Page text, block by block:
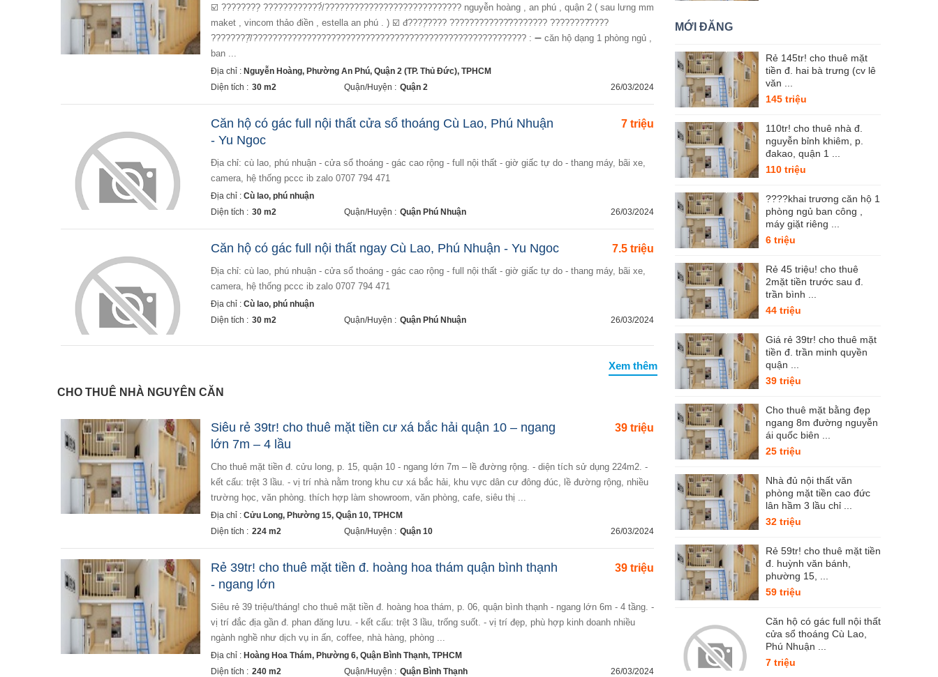
☑️ ????????̣ ????????????́/???????????????????????????? nguyễn hoàng , an phú , quận 2 ( sau lưng mm
maket , vincom thảo điền , estella an phú . ) ☑️ đ????̣̆???? ????????????̛???????? ????????̆????
????????̣̂/???????????????????????????????????????????????????????? : ➖ căn hộ dạng 1 phòng ngủ ,
ban ...
Địa chỉ : Nguyễn Hoàng, Phường An Phú, Quận 2 (TP. Thủ Đức), TPHCM
Diện tích : 30 m2 Quận/Huyện : Quận 2 26/03/2024
7 triệu
Căn hộ có gác full nội thất cửa sổ thoáng Cù Lao, Phú Nhuận
- Yu Ngoc
địa chỉ: cù lao, phú nhuận - cửa sổ thoáng - gác cao rộng - full nội thất - giờ giấc tự do - thang máy, bãi xe,
camera, hệ thống pccc ib zalo 0707 794 471
Địa chỉ : Cù lao, phú nhuận
Diện tích : 30 m2 Quận/Huyện : Quận Phú Nhuận 26/03/2024
7.5 triệu
Căn hộ có gác full nội thất ngay Cù Lao, Phú Nhuận - Yu Ngoc
địa chỉ: cù lao, phú nhuận - cửa sổ thoáng - gác cao rộng - full nội thất - giờ giấc tự do - thang máy, bãi xe,
camera, hệ thống pccc ib zalo 0707 794 471
Địa chỉ : Cù lao, phú nhuận
Diện tích : 30 m2 Quận/Huyện : Quận Phú Nhuận 26/03/2024
Xem thêm
CHO THUÊ NHÀ NGUYÊN CĂN
39 triệu
Siêu rẻ 39tr! cho thuê mặt tiền cư xá bắc hải quận 10 – ngang
lớn 7m – 4 lầu
cho thuê mặt tiền đ. cửu long, p. 15, quận 10 - ngang lớn 7m – lề đường rộng. - diện tích sử dụng 224m2. -
kết cấu: trệt 3 lầu. - vị trí nhà nằm trong khu cư xá bắc hải, khu vực dân cư đông đúc, lề đường rộng, nhiều
trường học, văn phòng. thích hợp làm showroom, văn phòng, cafe, siêu thị ...
Địa chỉ : Cửu Long, Phường 15, Quận 10, TPHCM
Diện tích : 224 m2 Quận/Huyện : Quận 10 26/03/2024
39 triệu
Rẻ 39tr! cho thuê mặt tiền đ. hoàng hoa thám quận bình thạnh
- ngang lớn
siêu rẻ 39 triệu/tháng! cho thuê mặt tiền đ. hoàng hoa thám, p. 06, quận bình thạnh - ngang lớn 6m - 4 tầng. -
vị trí đắc địa gần đ. phan đăng lưu. - kết cấu: trệt 3 lầu, trống suốt. - vị trí đẹp, phù hợp kinh doanh nhiều
ngành nghề như dịch vụ in ấn, coffee, nhà hàng, phòng ...
Địa chỉ : Hoàng Hoa Thám, Phường 6, Quận Bình Thạnh, TPHCM
Diện tích : 240 m2 Quận/Huyện : Quận Bình Thạnh 26/03/2024
MỚI ĐĂNG
Rẻ 145tr! cho thuê mặt
tiền đ. hai bà trưng (cv lê
văn ...
145 triệu
110tr! cho thuê nhà đ.
nguyễn bỉnh khiêm, p.
đakao, quận 1 ...
110 triệu
????khai trương căn hộ 1
phòng ngủ ban công ,
máy giặt riêng ...
6 triệu
Rẻ 45 triệu! cho thuê
2mặt tiền trước sau đ.
trần bình ...
44 triệu
Giá rẻ 39tr! cho thuê mặt
tiền đ. trần minh quyền
quận ...
39 triệu
Cho thuê mặt bằng đẹp
ngang 8m đường nguyễn
ái quốc biên ...
25 triệu
Nhà đủ nội thất văn
phòng mặt tiền cao đức
lân hầm 3 lầu chỉ ...
32 triệu
Rẻ 59tr! cho thuê mặt tiền
đ. huỳnh văn bánh,
phường 15, ...
59 triệu
Căn hộ có gác full nội thất
cửa sổ thoáng Cù Lao,
Phú Nhuận ...
7 triệu